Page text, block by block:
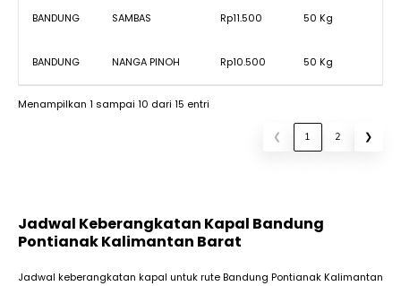
BANDUNG SAMBAS Rp11.500 50 Kg
BANDUNG NANGA PINOH Rp10.500 50 Kg
Menampilkan 1 sampai 10 dari 15 entri
❮ 1 2 ❯
Jadwal Keberangkatan Kapal Bandung
Pontianak Kalimantan Barat
Jadwal keberangkatan kapal untuk rute Bandung Pontianak Kalimantan